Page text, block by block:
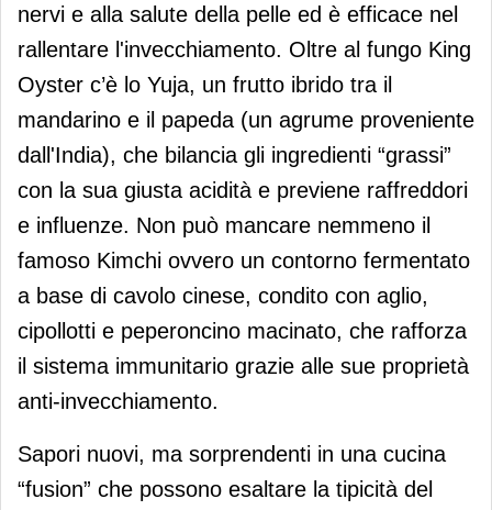
nervi e alla salute della pelle ed è efficace nel
rallentare l'invecchiamento. Oltre al fungo King
Oyster c’è lo Yuja, un frutto ibrido tra il
mandarino e il papeda (un agrume proveniente
dall'India), che bilancia gli ingredienti “grassi”
con la sua giusta acidità e previene raffreddori
e influenze. Non può mancare nemmeno il
famoso Kimchi ovvero un contorno fermentato
a base di cavolo cinese, condito con aglio,
cipollotti e peperoncino macinato, che rafforza
il sistema immunitario grazie alle sue proprietà
anti-invecchiamento.
Sapori nuovi, ma sorprendenti in una cucina
“fusion” che possono esaltare la tipicità del